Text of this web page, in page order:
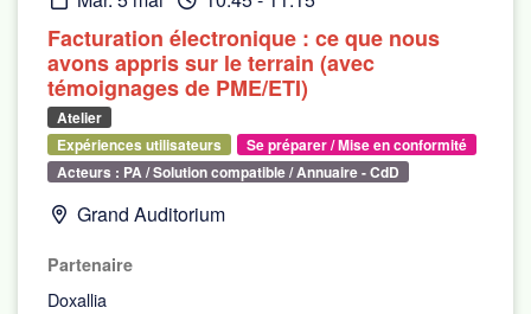
Facturation électronique : ce que nous
avons appris sur le terrain (avec
témoignages de PME/ETI)
Atelier
Expériences utilisateurs
Se préparer / Mise en conformité
Acteurs : PA / Solution compatible / Annuaire - CdD
Grand Auditorium
Partenaire
Doxallia